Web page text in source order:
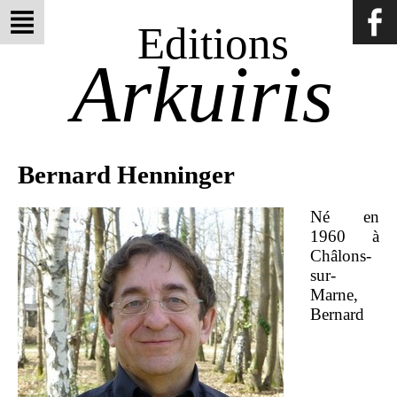
Editions
Arkuiris
Bernard Henninger
Né en
1960 à
Châlons-
sur-
Marne,
Bernard